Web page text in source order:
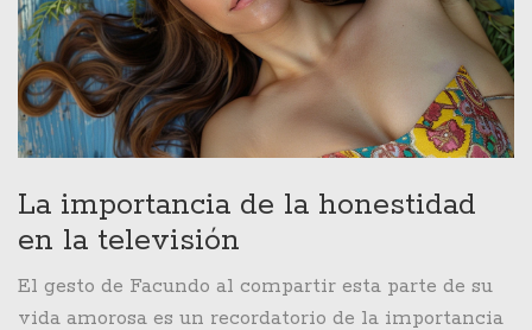
La importancia de la honestidad
en la televisión
El gesto de Facundo al compartir esta parte de su
vida amorosa es un recordatorio de la importancia